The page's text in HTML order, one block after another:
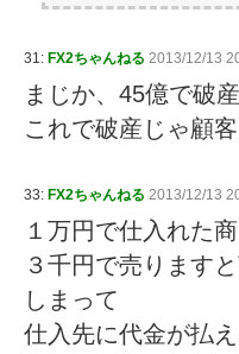
31: FX2ちゃんねる 2013/12/13
まじか、45億で破
これで破産じゃ顧
33: FX2ちゃんねる 2013/12/13
１万円で仕入れた商
３千円で売ります
しまって
仕入先に代金が払